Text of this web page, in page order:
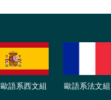
歐語系西文組 歐語系法文組